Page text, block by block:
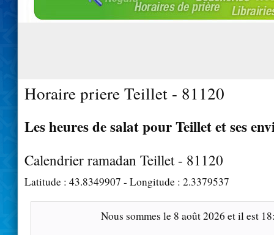
Horaire priere Teillet - 81120
Les heures de salat pour Teillet et ses
Calendrier ramadan Teillet - 81120
Latitude : 43.8349907 - Longitude : 2.3379537
Nous sommes le 8 août 2026 et il est